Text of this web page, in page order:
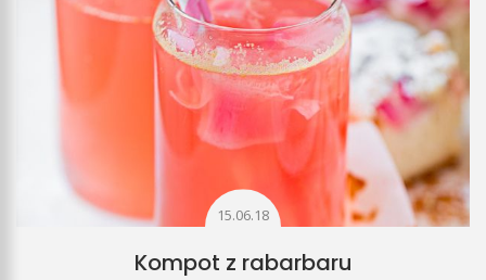
15.06.18
Kompot z rabarbaru